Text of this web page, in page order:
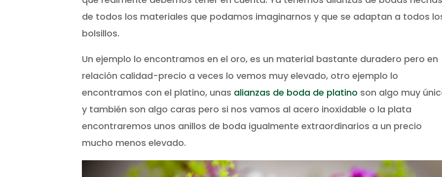
de todos los materiales que podamos imaginarnos y que se adaptan a todos
bolsillos.
Un ejemplo lo encontramos en el oro, es un material bastante duradero pero en
relación calidad-precio a veces lo vemos muy elevado, otro ejemplo lo
encontramos con el platino, unas alianzas de boda de platino son algo muy
y también son algo caras pero si nos vamos al acero inoxidable o la plata
encontraremos unos anillos de boda igualmente extraordinarios a un precio
mucho menos elevado.